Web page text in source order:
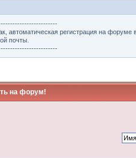
автоматическая регистрация на
почты.
на форум!